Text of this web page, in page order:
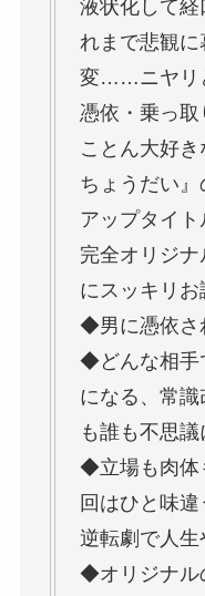
液状化して
れまで悲観
変……ニヤリ
憑依・乗っ取
ことん大好
ちょうだい
アップタイト
完全オリジ
にスッキリ
◆男に憑依さ
◆どんな相手
になる、常
も誰も不思
◆立場も肉体
回はひと味
逆転劇で人生
◆オリジナル